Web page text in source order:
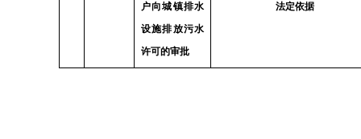
户向城镇排水
设施排放污水
许可的审批
法定依据